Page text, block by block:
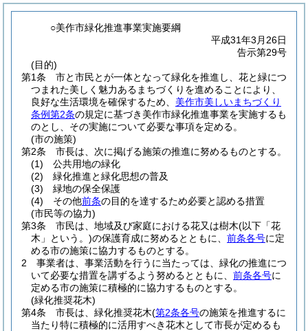
○美作市緑化推進事業実施要綱
平成31年3月26日
告示第29号
(目的)
第1条
市と市民とが一体となって緑化を推進し、花と緑につ
つまれた美しく魅力あるまちづくりを進めることにより、
良好な生活環境を確保するため、 美作市美しいまちづくり
条例第2条の規定に基づき美作市緑化推進事業を実施するも
のとし、その実施について必要な事項を定める。
(市の施策)
第2条
市長は、次に掲げる施策の推進に努めるものとする。
(1)
公共用地の緑化
(2)
緑化推進と緑化思想の普及
(3)
緑地の保全保護
(4)
その他前条の目的を達するため必要と認める措置
(市民等の協力)
第3条
市民は、地域及び家庭における花又は樹木(以下「花
木」という。)の保護育成に努めるとともに、 前条各号に定
める市の施策に協力するものとする。
2
事業者は、事業活動を行うに当たっては、緑化の推進につ
いて必要な措置を講ずるよう努めるとともに、 前条各号に
定める市の施策に積極的に協力するものとする。
(緑化推奨花木)
第4条
市長は、緑化推奨花木(第2条各号の施策を推進するに
当たり特に積極的に活用すべき花木として市長が定めるも